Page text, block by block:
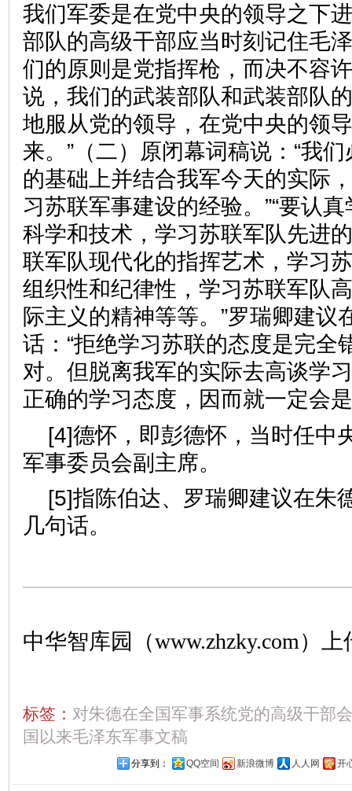
我们军委是在党中央的领导之下
部队的高级干部应当时刻记住毛
们的原则是党指挥枪，而决不容
说，我们的武装部队和武装部队
地服从党的领导，在党中央的领
来。”（二）原闭幕词稿说：“我
的基础上并结合我军今天的实际
习苏联军事建设的经验。”“要认
科学和技术，学习苏联军队先进
联军队现代化的指挥艺术，学习
组织性和纪律性，学习苏联军队
际主义的精神等等。”罗瑞卿建议
话：“拒绝学习苏联的态度是完全
对。但脱离我军的实际去高谈学
正确的学习态度，因而就一定会
[4]德怀，即彭德怀，当时任中
军事委员会副主席。
[5]指陈伯达、罗瑞卿建议在朱
几句话。
中华智库园（www.zhzky.com）上
标签： 对朱德在全国军事系统党的高级干部
国以来毛泽东军事文稿
分享到： QQ空间 新浪微博 人人网 开